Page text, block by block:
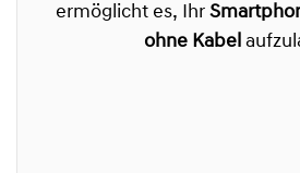
ermöglicht es, Ihr
ohne Kabel